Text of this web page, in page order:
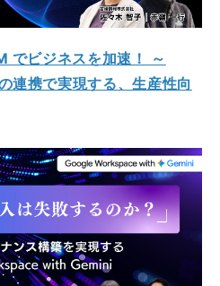
ビジネスを加速！ ～
携で実現する、生産性向